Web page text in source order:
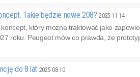
Takie będzie nowe 208?2025-11-14
który można traktować jako
roku. Peugeot mów co prawda, że
do 8 lat 2025-08-10